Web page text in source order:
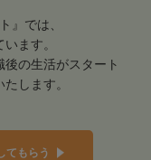
』では、
ます。
の生活がスタート
します。
てもらう